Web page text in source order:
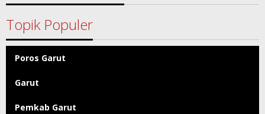
Topik Populer
Poros Garut
Garut
Pemkab Garut